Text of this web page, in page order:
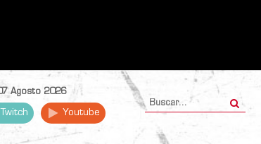
Agosto 2026
Twitch Youtube